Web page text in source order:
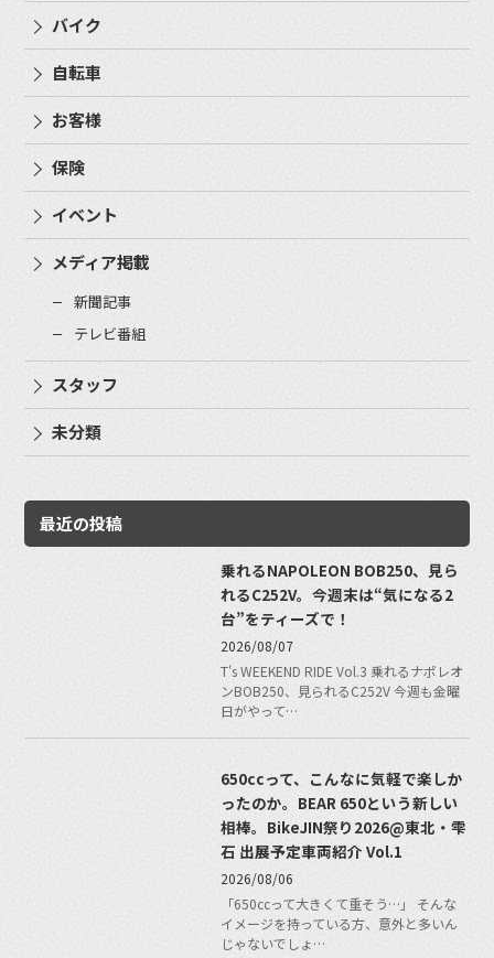
バイク
自転車
お客様
保険
イベント
メディア掲載
新聞記事
テレビ番組
スタッフ
未分類
最近の投稿
乗れるNAPOLEON BOB250、見ら
れるC252V。今週末は“気になる2
台”をティーズで！
2026/08/07
T's WEEKEND RIDE Vol.3 乗れるナポレオ
ンBOB250、見られるC252V 今週も金曜
日がやって…
650ccって、こんなに気軽で楽しか
ったのか。BEAR 650という新しい
相棒。BikeJIN祭り2026@東北・雫
石 出展予定車両紹介 Vol.1
2026/08/06
「650ccって大きくて重そう…」 そんな
イメージを持っている方、意外と多いん
じゃないでしょ…